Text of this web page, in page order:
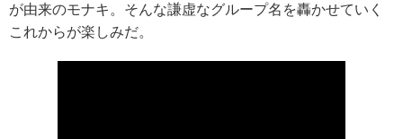
が由来のモナキ。そんな謙虚なグループ名を轟かせていく
これからが楽しみだ。